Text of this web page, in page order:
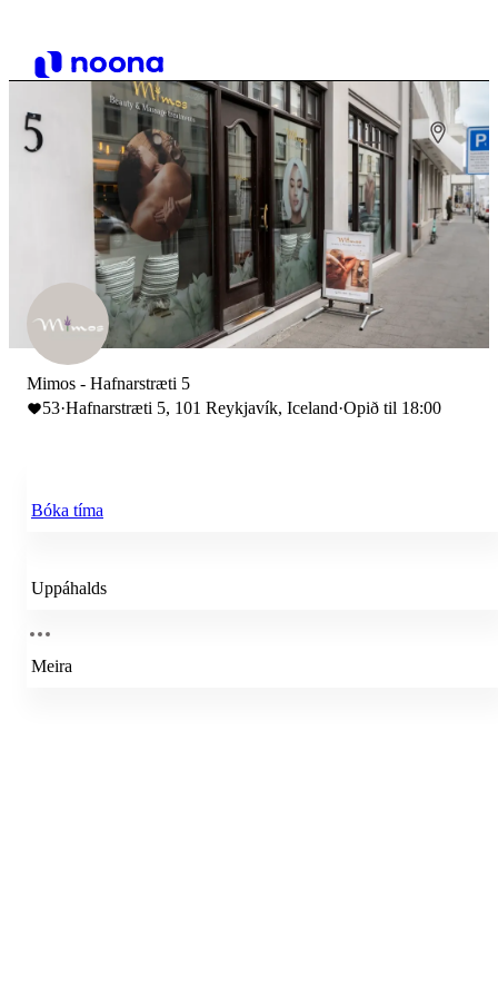
Mimos - Hafnarstræti 5
53·Hafnarstræti 5, 101 Reykjavík, Iceland·Opið til 18:00
Bóka tíma
Uppáhalds
Meira